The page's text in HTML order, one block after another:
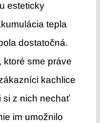
esteticky
tepla
dostatočná.
ktoré sme práve
kachlice
si z nich nechať
im umožnilo